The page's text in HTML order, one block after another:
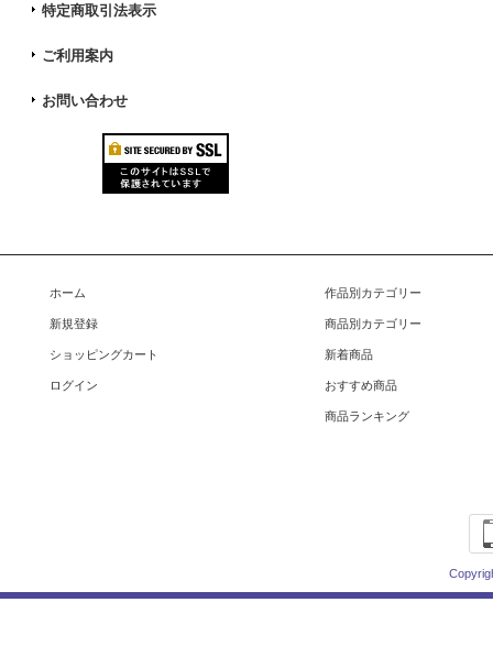
特定商取引法表示
ご利用案内
お問い合わせ
ホーム
新規登録
ショッピングカート
ログイン
作品別カテゴリー
商品別カテゴリー
新着商品
おすすめ商品
商品ランキング